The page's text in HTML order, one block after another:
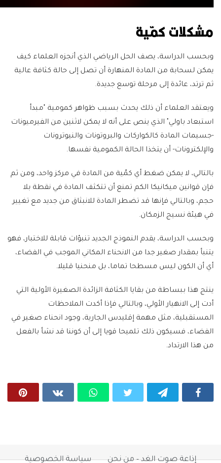
مشكلات كمّية
وبحسب الدراسة، يصف الحل الرياضي الذي أنجزه العلماء كيف
يمكن لسحابة من المادة المنهارة أن تصل إلى حالة كثافة عالية
ثم ترتد، عائدة إلى مرحلة توسع جديدة.
ويعتقد العلماء أن ذلك يحدث بسبب ظواهر كمومية "مبدأ
استبعاد باولي" الذي ينص على أنه لا يمكن لاثنين من الفيرميونات
-جسيمات المادة كالكواركات والبروتونات والنيوترونات
والإلكترونات- أن يتخذا الحالة الكمومية نفسها.
بالتالي، لا يمكن ضغط أي كمّية من المادة في مركز واحد، ومن ثم
فإن قوانين ميكانيكا الكم تمنع أن تتكثف المادة في نقطة بلا
حجم، وبالتالي فإنها قد تضطر المادة للانبثاق من جديد مع تغيير
في هيئة نسيج الزمكان.
وبحسب الدراسة، يقدم النموذج الجديد تنبؤات قابلة للاختبار، فهو
يتنبأ بمقدار صغير جدا من الانحناء المكاني الموجب في الفضاء،
أي أن الكون ليس مسطحا تماما، بل منحنيا قليلا.
ينتج هذا ببساطة من بقايا الكثافة الزائدة الصغيرة الأولية التي
أدت إلى الانهيار الأولي، وبالتالي فإذا أكدت الملاحظات
المستقبلية، مثل مهمة إقليدس الجارية، وجود انحناء صغير في
الفضاء، فسيكون ذلك تلميحا قويا إلى أن كوننا قد نشأ بالفعل
من هذا الارتداد.
إذاعة صوت الغد – من نحن سياسة الخصوصية